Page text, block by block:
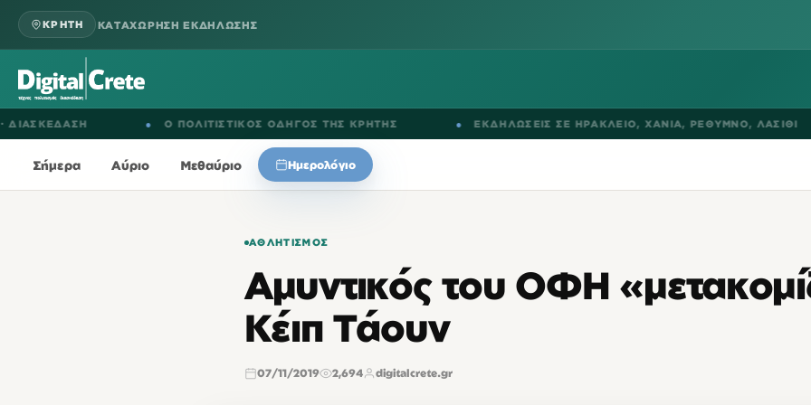
ΚΡΗΤΗ ΚΑΤΑΧΩΡΗΣΗ ΕΚΔΗΛΩΣΗΣ
● Ο ΠΟΛΙΤΙΣΤΙΚΟΣ ΟΔΗΓΟΣ ΤΗΣ ΚΡΗΤΗΣ ● ΕΚΔΗΛΩΣΕΙΣ ΣΕΗΡΑΚΛΕΙΟ ,ΧΑΝΙΑ,ΡΕΘΥΜΝΟ ,ΛΑΣΙΘΙ ●
Σήμερα Αύριο Μεθαύριο Ημερολόγιο
ΑΘΛΗΤΙΣΜΌΣ
Αμυντικός του ΟΦΗ
Κέιπ Τάουν
07/11/2019 2,694 digitalcrete.gr